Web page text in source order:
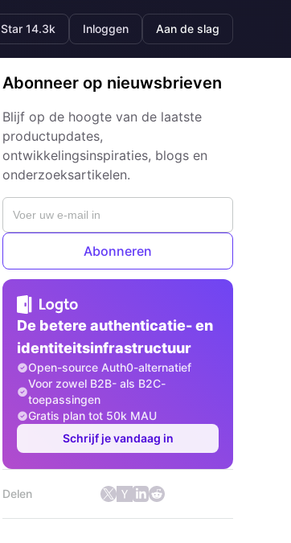
Star 14.3k Inloggen Aan de slag
Abonneer op nieuwsbrieven
Blijf op de hoogte van de laatste
productupdates,
ontwikkelingsinspiraties, blogs en
onderzoeksartikelen.
Abonneren
De betere authenticatie- en
identiteitsinfrastructuur
Open-source Auth0-alternatief
Voor zowel B2B- als B2C-
toepassingen
Gratis plan tot 50k MAU
Schrijf je vandaag in
Delen